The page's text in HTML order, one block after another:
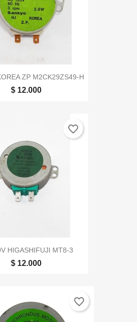
ZP M2CK29ZS49-H
$ 12.000
HIGASHIFUJI MT8-3
$ 12.000
favorite_border
favorite_border